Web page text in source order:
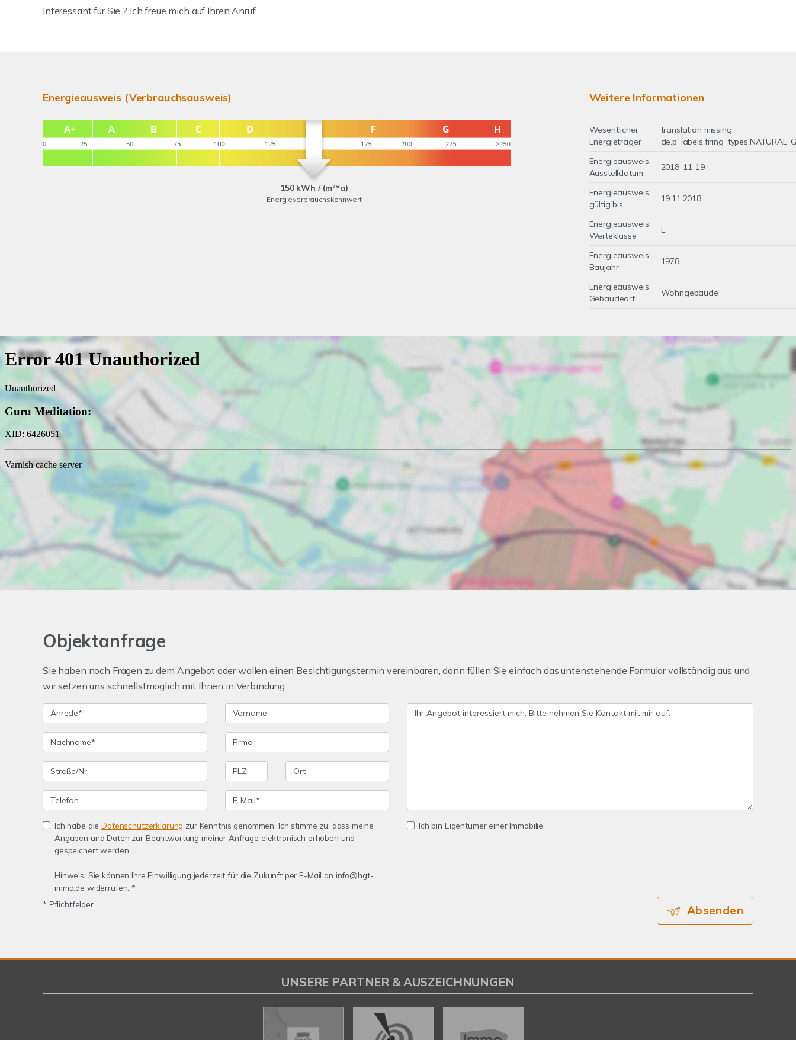
Interessant für Sie ? Ich freue mich auf Ihren Anruf.
Energieausweis (Verbrauchsausweis)
150 kWh / (m²*a)
Energieverbrauchskennwert
Weitere Informationen
Wesentlicher
Energieträger
translation missing:
Energieausweis
Ausstelldatum
2018-11-19
Energieausweis
gültig bis
19.11.2018
Energieausweis
Werteklasse
E
Energieausweis
Baujahr
1978
Energieausweis
Gebäudeart
Wohngebäude
Objektanfrage
Sie haben noch Fragen zu dem Angebot oder wollen einen Besichtigungstermin vereinbaren, dann füllen Sie einfach das untenstehende Formular vollständig aus und
wir setzen uns schnellstmöglich mit Ihnen in Verbindung.
Ich habe dieDatenschutzerklärung zur Kenntnis genommen. Ich stimme zu, dass meine
Angaben und Daten zur Beantwortung meiner Anfrage elektronisch erhoben und
gespeichert werden.
Hinweis: Sie können Ihre Einwilligung jederzeit für die Zukunft per E-Mail an info@hgt-
immo.de widerrufen. *
Ich bin Eigentümer einer Immobilie.
* Pflichtfelder Absenden
UNSERE PARTNER & AUSZEICHNUNGEN